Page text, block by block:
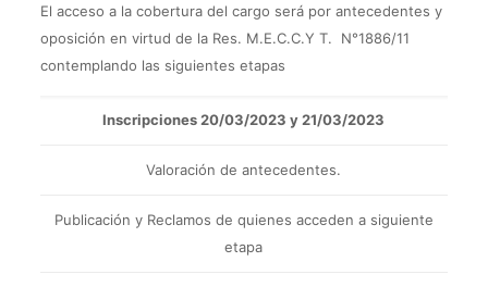
El acceso a la cobertura del cargo será por antecedentes y
oposición en virtud de la Res. M.E.C.C.Y T. N°1886/11
contemplando las siguientes etapas
Inscripciones 20/03/2023 y 21/03/2023
Valoración de antecedentes.
Publicación y Reclamos de quienes acceden a siguiente
etapa